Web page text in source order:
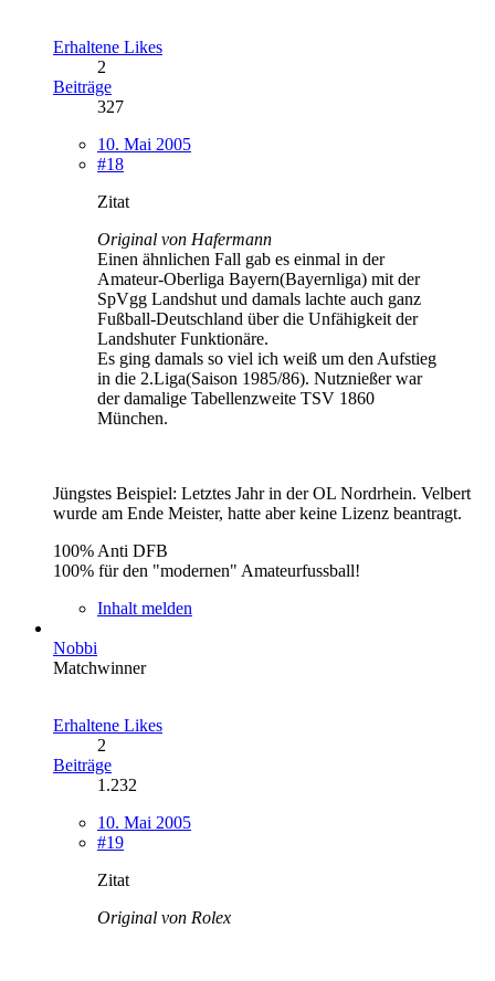
Erhaltene Likes
2
Beiträge
327
10. Mai 2005
#18
Zitat
Original von Hafermann
Einen ähnlichen Fall gab es einmal in der
Amateur-Oberliga Bayern(Bayernliga) mit der
SpVgg Landshut und damals lachte auch ganz
Fußball-Deutschland über die Unfähigkeit der
Landshuter Funktionäre.
Es ging damals so viel ich weiß um den Aufstieg
in die 2.Liga(Saison 1985/86). Nutznießer war
der damalige Tabellenzweite TSV 1860
München.
Jüngstes Beispiel: Letztes Jahr in der OL Nordrhein. Velbert
wurde am Ende Meister, hatte aber keine Lizenz beantragt.
100% Anti DFB
100% für den "modernen" Amateurfussball!
Inhalt melden
Nobbi
Matchwinner
Erhaltene Likes
2
Beiträge
1.232
10. Mai 2005
#19
Zitat
Original von Rolex